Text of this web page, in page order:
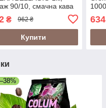
90/10, смачна кава
₴ 962 ₴
Купити
634
–38%